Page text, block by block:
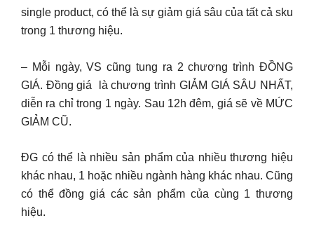
single product, có thể là sự giảm giá sâu của tất cả sku
trong 1 thương hiệu.
– Mỗi ngày, VS cũng tung ra 2 chương trình ĐỒNG
GIÁ. Đồng giá là chương trình GIẢM GIÁ SÂU NHẤT,
diễn ra chỉ trong 1 ngày. Sau 12h đêm, giá sẽ về MỨC
GIẢM CŨ.
ĐG có thể là nhiều sản phẩm của nhiều thương hiệu
khác nhau, 1 hoặc nhiều ngành hàng khác nhau. Cũng
có thể đồng giá các sản phẩm của cùng 1 thương
hiệu.